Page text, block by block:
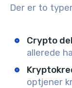
Der er to
Crypto
allerede
optjener